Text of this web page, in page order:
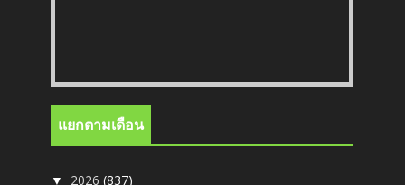
แยกตามเดือน
▼ 2026(837)